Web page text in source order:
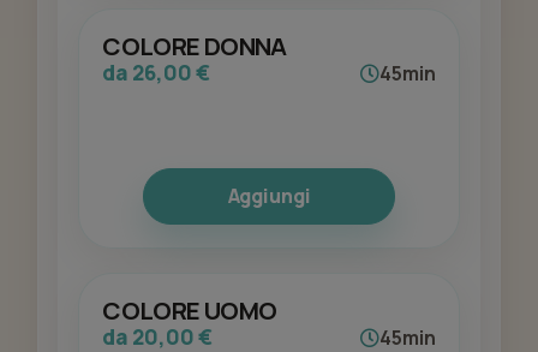
COLORE DONNA
da 26,00 € 45min
Aggiungi
COLORE UOMO
da 20,00 € 45min